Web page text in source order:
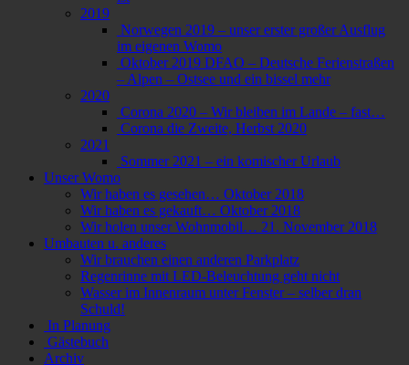
2019
Norwegen 2019 – unser erster großer Ausflug
im eigenen Womo
Oktober 2019 DFAO – Deutsche Ferienstraßen
– Alpen – Ostsee und ein bissel mehr
2020
Corona 2020 – Wir bleiben im Lande – fast…
Corona die Zweite, Herbst 2020
2021
Sommer 2021 – ein komischer Urlaub
Unser Womo
Wir haben es gesehen… Oktober 2018
Wir haben es gekauft… Oktober 2018
Wir holen unser Wohnmobil… 21. November 2018
Umbauten u. anderes
Wir brauchen einen anderen Parkplatz
Regenrinne mit LED-Beleuchtung geht nicht
Wasser im Innenraum unter Fenster – selber dran
Schuld!
In Planung
Gästebuch
Archiv